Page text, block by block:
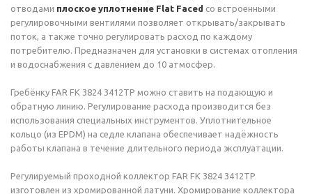
отводами плоское уплотнение Flat Faced со встроенными
регулировочными вентилями позволяет открывать/закрывать
поток, а также точно регулировать расход по каждому
потребителю. Предназначен для установки в системах отопления
и водоснабжения с давлением до 10 атмосфер.
Гребёнку FAR FK 3824 3412TP можно ставить на подающую и
обратную линию. Регулирование расхода производится без
использования специальных инструментов. Уплотнительное
кольцо (из EPDM) на седле клапана обеспечивает надёжность
работы клапана в течение длительного периода эксплуатации.
Регулируемый проходной коллектор FAR FK 3824 3412TP
изготовлен из хромированной латуни. Хромирование коллектора